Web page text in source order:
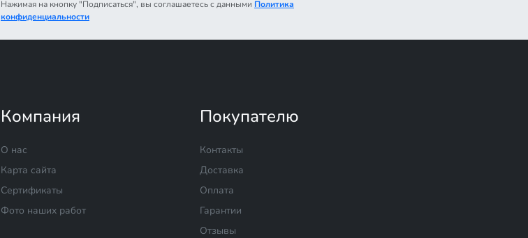
Нажимая на кнопку "Подписаться", вы соглашаетесь с данными Политика
конфиденциальности
Компания
О нас
Карта сайта
Сертификаты
Фото наших работ
Покупателю
Контакты
Доставка
Оплата
Гарантии
Отзывы